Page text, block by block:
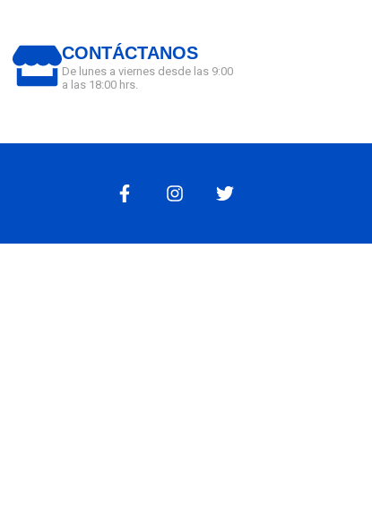
CONTÁCTANOS
De lunes a viernes desde las 9:00
a las 18:00 hrs.